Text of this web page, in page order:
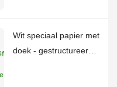
Packaging
Wit speciaal papier met
doek - gestructureerde